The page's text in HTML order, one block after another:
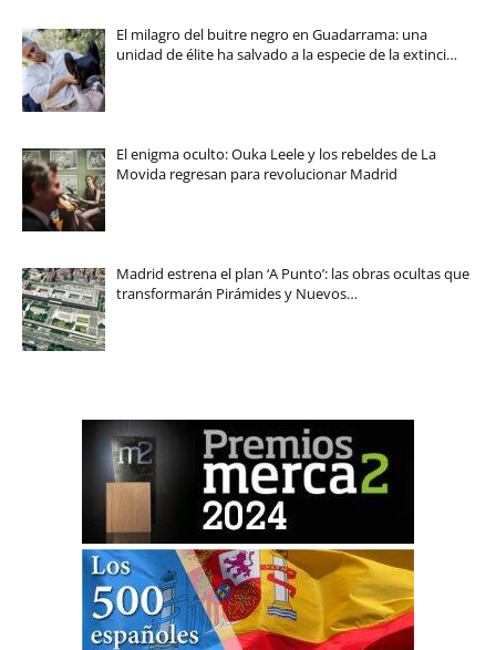
El milagro del buitre negro en Guadarrama: una
unidad de élite ha salvado a la especie de la extinci…
El enigma oculto: Ouka Leele y los rebeldes de La
Movida regresan para revolucionar Madrid
Madrid estrena el plan ‘A Punto’: las obras ocultas que
transformarán Pirámides y Nuevos…